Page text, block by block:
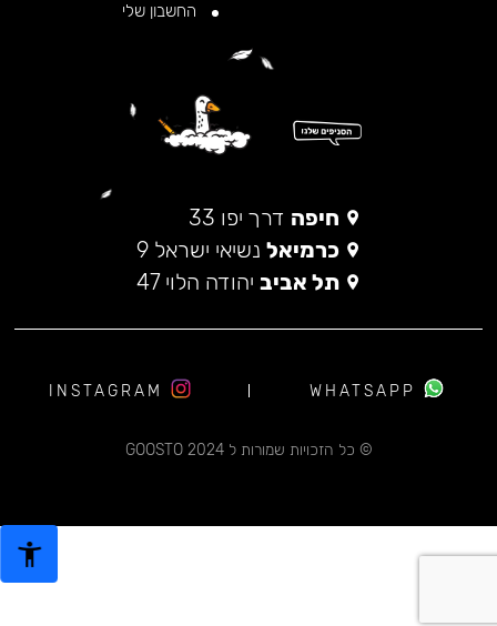
החשבון שלי
חיפה דרך יפו 33
כרמיאל נשיאי ישראל 9
תל אביב יהודה הלוי 47
© כל הזכויות שמורות ל 2024 GOOSTO
WHATSAPP
INSTAGRAM